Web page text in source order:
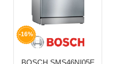
-16%
BOSCH SMS46NI05E